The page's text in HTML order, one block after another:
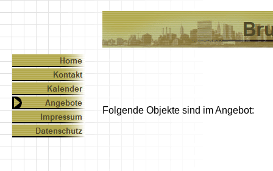
Folgende Objekte sind im Angebot: